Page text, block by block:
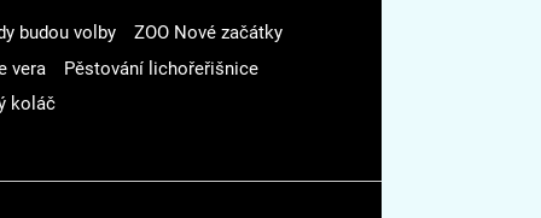
budou volby
ZOO Nové začátky
vera
Pěstování lichořeřišnice
koláč